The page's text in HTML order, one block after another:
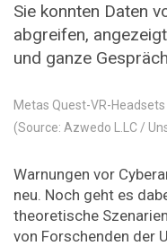
Sie konnten Daten
abgreifen,
und ganze
Metas Quest-VR-
(Source: Azwedo L.LC /
Warnungen vor
neu. Noch geht es
theoretische
von Forschenden der